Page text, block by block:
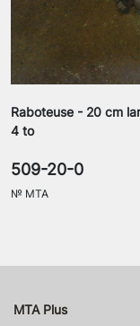
Raboteuse - 20 cm
4 to
509-20-0
№ MTA
MTA Plus